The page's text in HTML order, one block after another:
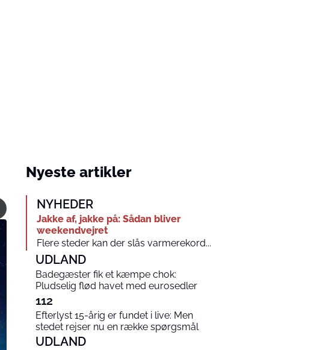
Nyeste artikler
NYHEDER
Jakke af, jakke på: Sådan bliver
weekendvejret
Flere steder kan der slås varmerekord...
UDLAND
Badegæster fik et kæmpe chok:
Pludselig flød havet med eurosedler
112
Efterlyst 15-årig er fundet i live: Men
stedet rejser nu en række spørgsmål
UDLAND